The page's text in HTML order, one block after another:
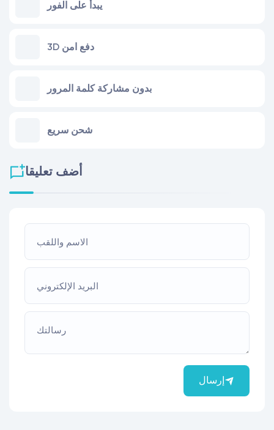
يبدأ على الفور
3D دفع امن
بدون مشاركة كلمة المرور
شحن سريع
أضف تعليقا
الاسم واللقب
البريد الإلكتروني
رسالتك
إرسال